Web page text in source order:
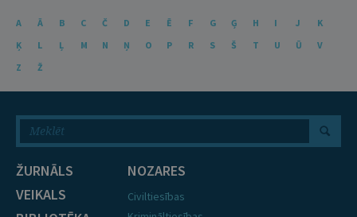
A Ā B C Č D E Ē F G Ģ H I J
K
Ķ
L Ļ M N Ņ O P R S Š T U Ū
V
Z
Ž
ŽURNĀLS
VEIKALS
NOZARES
Civiltiesības